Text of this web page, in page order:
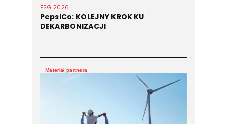
ESG 2026
PepsiCo: KOLEJNY KROK KU
DEKARBONIZACJI
Materiał partnera